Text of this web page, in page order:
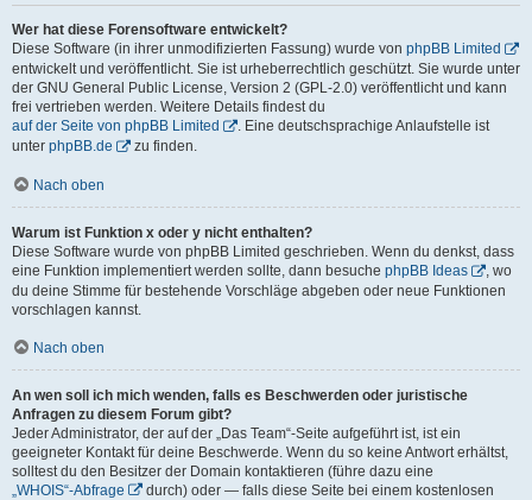
Wer hat diese Forensoftware entwickelt?
Diese Software (in ihrer unmodifizierten Fassung) wurde von phpBB Limited
entwickelt und veröffentlicht. Sie ist urheberrechtlich geschützt. Sie wurde unter
der GNU General Public License, Version 2 (GPL-2.0) veröffentlicht und kann
frei vertrieben werden. Weitere Details findest du
auf der Seite von phpBB Limited
. Eine deutschsprachige Anlaufstelle ist
unter phpBB.de zu finden.
Nach oben
Warum ist Funktion x oder y nicht enthalten?
Diese Software wurde von phpBB Limited geschrieben. Wenn du denkst, dass
eine Funktion implementiert werden sollte, dann besuche phpBB Ideas
, wo
du deine Stimme für bestehende Vorschläge abgeben oder neue Funktionen
vorschlagen kannst.
Nach oben
An wen soll ich mich wenden, falls es Beschwerden oder juristische
Anfragen zu diesem Forum gibt?
Jeder Administrator, der auf der „Das Team“-Seite aufgeführt ist, ist ein
geeigneter Kontakt für deine Beschwerde. Wenn du so keine Antwort erhältst,
solltest du den Besitzer der Domain kontaktieren (führe dazu eine
„WHOIS“-Abfrage
durch) oder — falls diese Seite bei einem kostenlosen